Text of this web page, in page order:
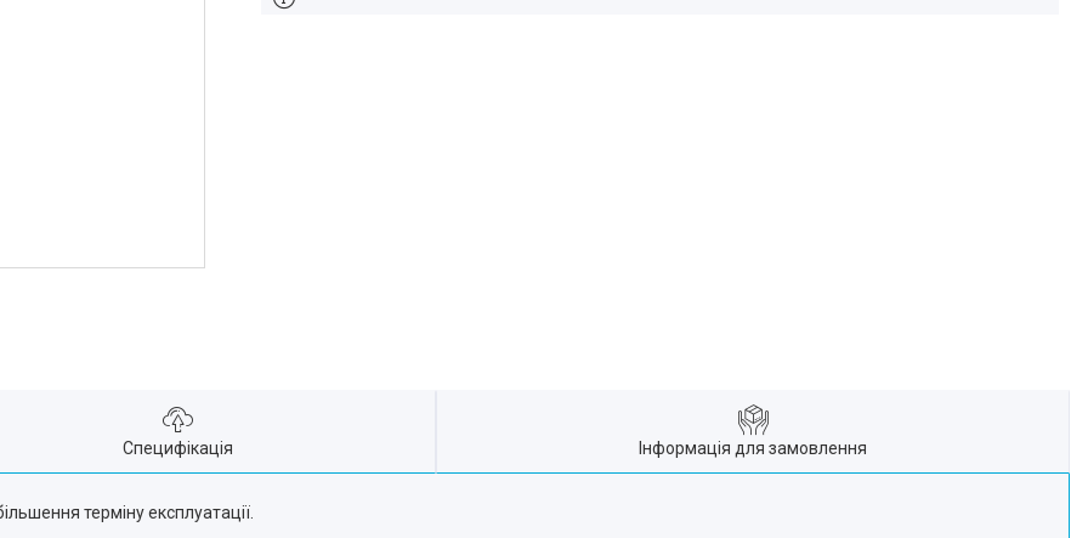
Специфікація Інформація для замовлення
терміну експлуатації.